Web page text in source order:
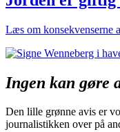
Læs om konsekvenserne
Ingen kan gøre
Den lille grønne avis er
journalistikken over på